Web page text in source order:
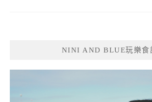
NINI AND BLUE玩樂食